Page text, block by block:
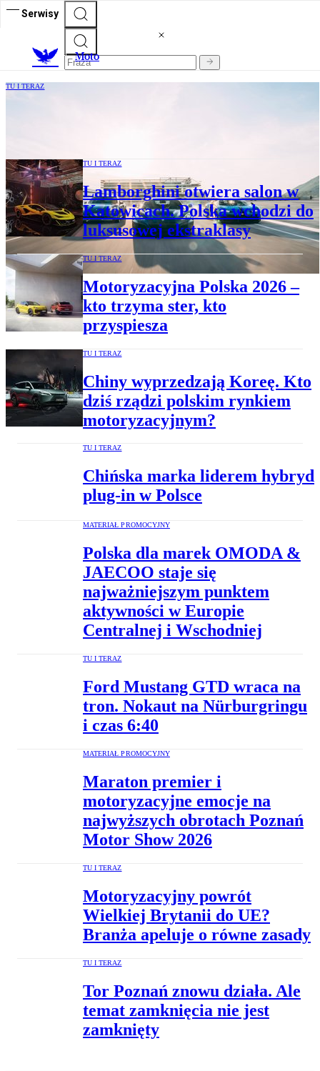
Serwisy
Moto
TU I TERAZ
TU I TERAZ
Lamborghini otwiera salon w
Katowicach. Polska wchodzi do
luksusowej ekstraklasy
TU I TERAZ
Motoryzacyjna Polska 2026 –
kto trzyma ster, kto
przyspiesza
TU I TERAZ
Chiny wyprzedzają Koreę. Kto
dziś rządzi polskim rynkiem
motoryzacyjnym?
TU I TERAZ
Chińska marka liderem hybryd
plug-in w Polsce
MATERIAŁ PROMOCYJNY
Polska dla marek OMODA &
JAECOO staje się
najważniejszym punktem
aktywności w Europie
Centralnej i Wschodniej
TU I TERAZ
Ford Mustang GTD wraca na
tron. Nokaut na Nürburgringu
i czas 6:40
MATERIAŁ PROMOCYJNY
Maraton premier i
motoryzacyjne emocje na
najwyższych obrotach Poznań
Motor Show 2026
TU I TERAZ
Motoryzacyjny powrót
Wielkiej Brytanii do UE?
Branża apeluje o równe zasady
TU I TERAZ
Tor Poznań znowu działa. Ale
temat zamknięcia nie jest
zamknięty